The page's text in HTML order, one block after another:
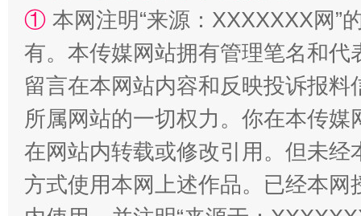
解纷+调解+退费，一次搞定
① 本网注明“来源：XXXXXXX网”
有。本传媒网站拥有管理笔名和
留言在本网站内容和反映投诉报
所属网站的一切权力。你在本传
在网站内转载或修改引用。但未
方式使用本网上述作品。已经本